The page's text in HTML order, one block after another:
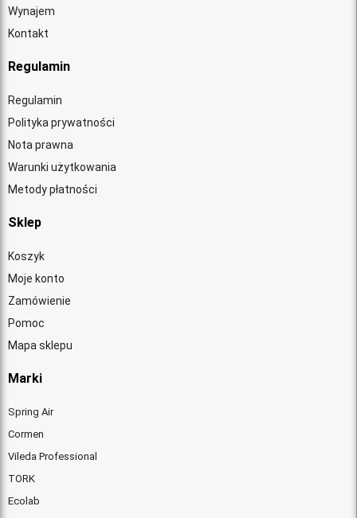
Wynajem
Kontakt
Regulamin
Regulamin
Polityka prywatności
Nota prawna
Warunki użytkowania
Metody płatności
Sklep
Koszyk
Moje konto
Zamówienie
Pomoc
Mapa sklepu
Marki
Spring Air
Cormen
Vileda Professional
TORK
Ecolab